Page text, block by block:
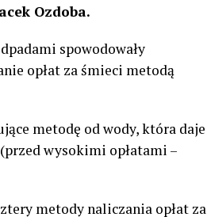
Ozdoba.
spowodowały
opłat za śmieci metodą
metodę od wody, która daje
wysokimi opłatami –
metody naliczania opłat za